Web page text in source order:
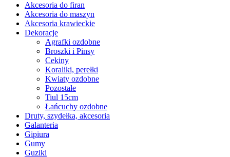
Akcesoria do firan
Akcesoria do maszyn
Akcesoria krawieckie
Dekoracje
Agrafki ozdobne
Broszki i Pinsy
Cekiny
Koraliki, perełki
Kwiaty ozdobne
Pozostałe
Tiul 15cm
Łańcuchy ozdobne
Druty, szydełka, akcesoria
Galanteria
Gipiura
Gumy
Guziki